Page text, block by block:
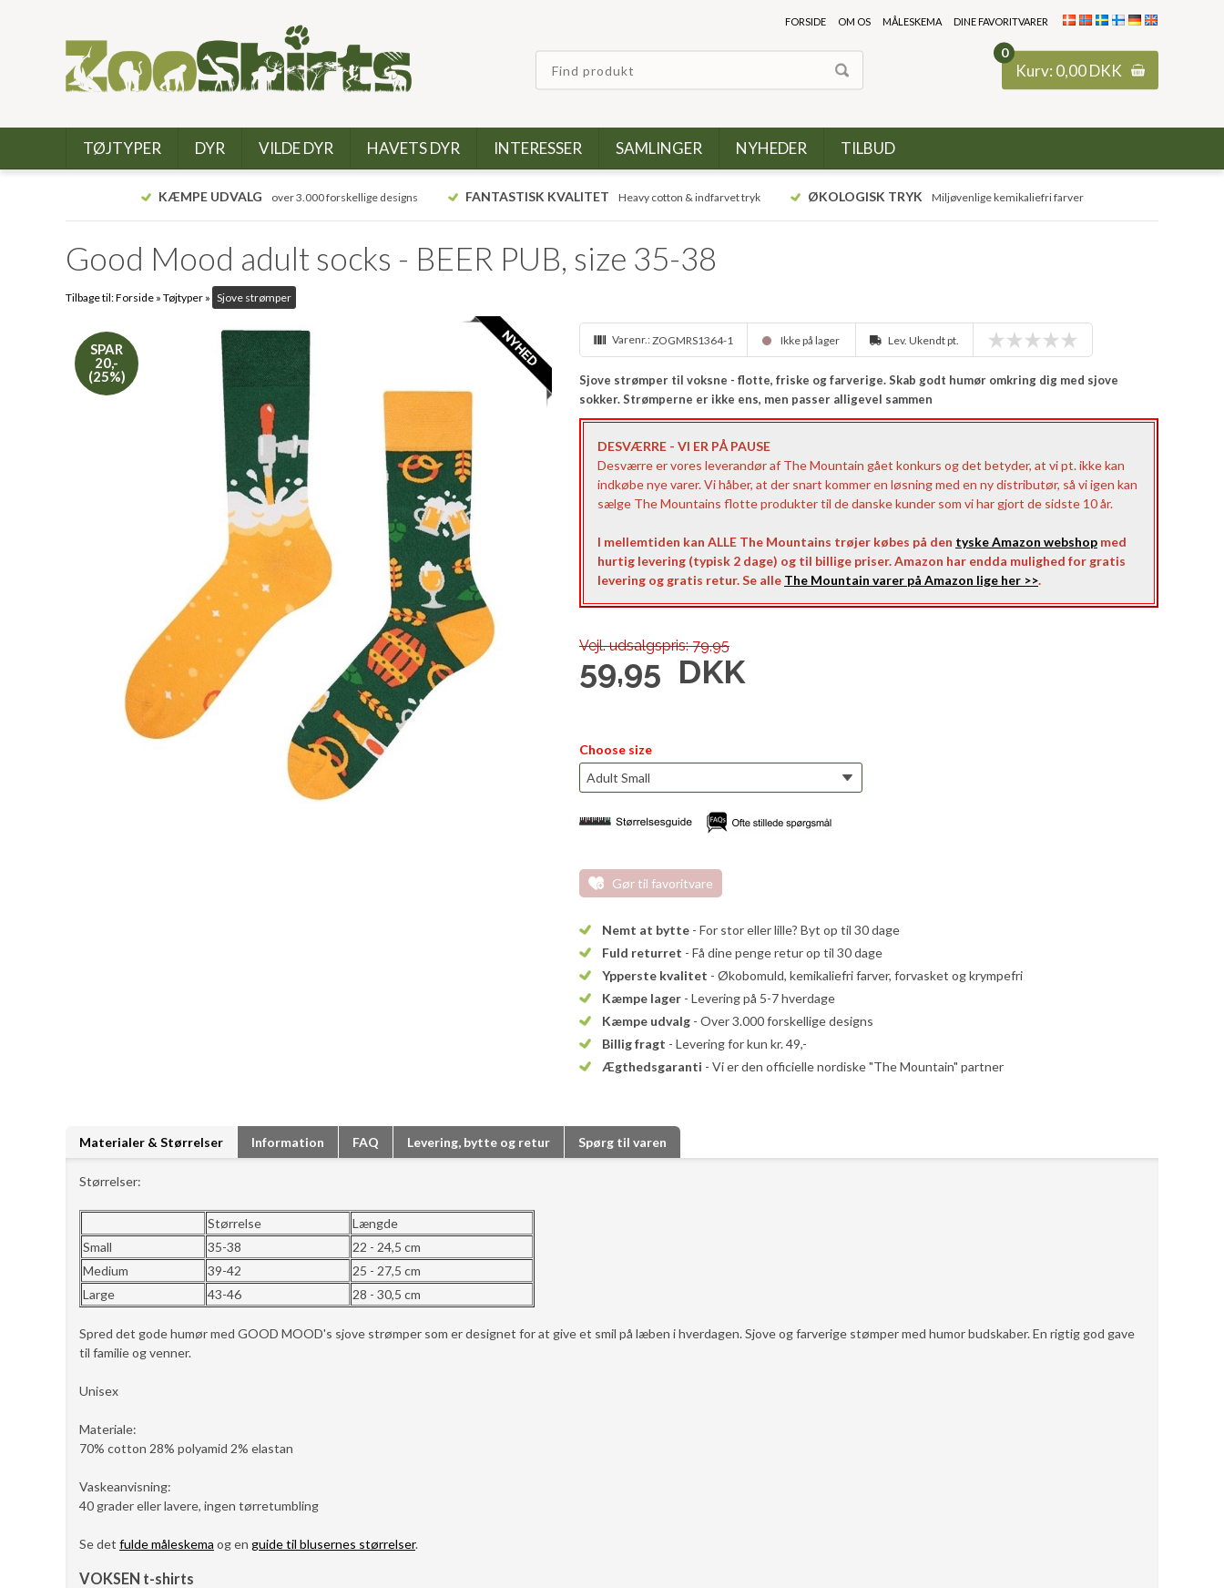
0
Kurv: 0,00DKK
FORSIDE OM OS MÅLESKEMA DINE FAVORITVARER
TØJTYPER DYR VILDE DYR HAVETS DYR INTERESSER SAMLINGER NYHEDER TILBUD
KÆMPE UDVALG over 3.000 forskellige designs FANTASTISK KVALITET Heavy cotton & indfarvet tryk ØKOLOGISK TRYK Miljøvenlige kemikaliefri farver
Good Mood adult socks - BEER PUB, size 35-38
Tilbage til:Forside » Tøjtyper » Sjove strømper
SPAR
20,-
(25%)
Varenr.:ZOGMRS1364-1 Ikke på lager Lev. Ukendt pt.
Sjove strømper til voksne - flotte, friske og farverige. Skab godt humør omkring dig med sjove
sokker. Strømperne er ikke ens, men passer alligevel sammen
DESVÆRRE - VI ER PÅ PAUSE
Desværre er vores leverandør af The Mountain gået konkurs og det betyder, at vi pt. ikke kan
indkøbe nye varer. Vi håber, at der snart kommer en løsning med en ny distributør, så vi igen kan
sælge The Mountains flotte produkter til de danske kunder som vi har gjort de sidste 10 år.
I mellemtiden kan ALLE The Mountains trøjer købes på den tyske Amazon webshop med
hurtig levering (typisk 2 dage) og til billige priser. Amazon har endda mulighed for gratis
levering og gratis retur. Se alle The Mountain varer på Amazon lige her >>.
Vejl. udsalgspris: 79,95
59,95 DKK
Choose size
Gør til favoritvare
Nemt at bytte - For stor eller lille? Byt op til 30 dage
Fuld returret - Få dine penge retur op til 30 dage
Ypperste kvalitet - Økobomuld, kemikaliefri farver, forvasket og krympefri
Kæmpe lager - Levering på 5-7 hverdage
Kæmpe udvalg - Over 3.000 forskellige designs
Billig fragt - Levering for kun kr. 49,-
Ægthedsgaranti - Vi er den officielle nordiske "The Mountain" partner
Materialer & Størrelser Information FAQ Levering, bytte og retur Spørg til varen
Størrelser:
Størrelse
Længde
Small
35-38
22 - 24,5 cm
Medium
39-42
25 - 27,5 cm
Large
43-46 28 - 30,5 cm
Spred det gode humør med GOOD MOOD's sjove strømper som er designet for at give et smil på læben i hverdagen. Sjove og farverige stømper med humor budskaber. En rigtig god gave
til familie og venner.
Unisex
Materiale:
70% cotton 28% polyamid 2% elastan
Vaskeanvisning:
40 grader eller lavere, ingen tørretumbling
Se det fulde måleskema og en guide til blusernes størrelser.
VOKSEN t-shirts